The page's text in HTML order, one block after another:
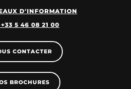
D'INFORMATION
+33 5 46 08 21 00
CONTACTER
BROCHURES